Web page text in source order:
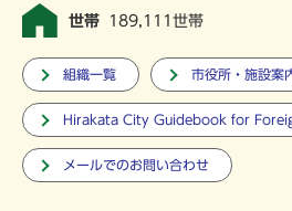
世帯 189,111世帯
組織一覧 市役所・施設案
Hirakata City Guidebook for
メールでのお問い合わせ